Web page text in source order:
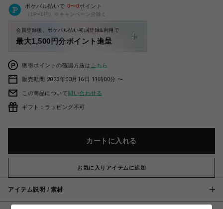
ポケパル払いで 0〜0ポイント
（1P=1円）※キャンペーン分除く
会員登録後、ポケパル払い初回登録&利用で
最大1,500円分ポイント進呈
獲得ポイントの確認方法は こちら
販売期間 2023年03月16日 11時00分 〜
この商品について問い合わせる
ギフト：ラッピング不可
カートに入れる
お気に入りアイテムに追加
アイテム説明 / 素材